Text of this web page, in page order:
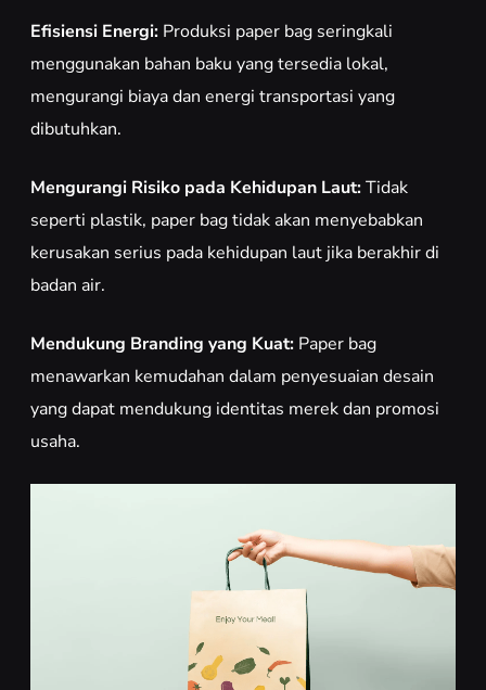
Efisiensi Energi:Produksi paper bag seringkali
menggunakan bahan baku yang tersedia lokal,
mengurangi biaya dan energi transportasi yang
dibutuhkan.
Mengurangi Risiko pada Kehidupan Laut:Tidak
seperti plastik, paper bag tidak akan menyebabkan
kerusakan serius pada kehidupan laut jika berakhir di
badan air.
Mendukung Branding yang Kuat:Paper bag
menawarkan kemudahan dalam penyesuaian desain
yang dapat mendukung identitas merek dan promosi
usaha.